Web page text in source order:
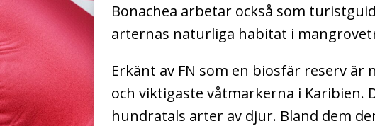
Bonachea arbetar också som
arternas naturliga habitat i
Erkänt av FN som en biosfär reserv
och viktigaste våtmarkerna i Karibien.
hundratals arter av djur. Bland dem